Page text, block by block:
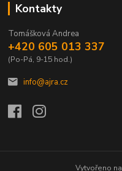
Kontakty
Tomášková Andrea
+420 605 013 337
(Po-Pá, 9-15 hod.)
info@ajra.cz
Vytvořeno na